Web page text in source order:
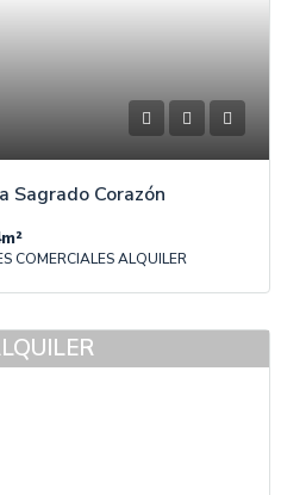
Sagrado Corazón
m²
COMERCIALES ALQUILER